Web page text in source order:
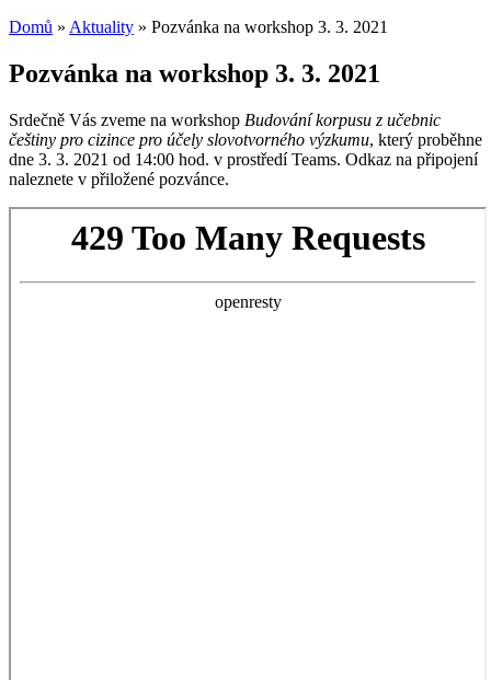
Domů » Aktuality » Pozvánka na workshop 3. 3. 2021
Pozvánka na workshop 3. 3. 2021
Srdečně Vás zveme na workshop Budování korpusu z učebnic
češtiny pro cizince pro účely slovotvorného výzkumu, který proběhne
dne 3. 3. 2021 od 14:00 hod. v prostředí Teams. Odkaz na připojení
naleznete v přiložené pozvánce.
Skip